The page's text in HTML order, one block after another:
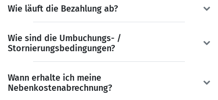
Wie läuft die Bezahlung ab?
Wie sind die Umbuchungs- /
Stornierungsbedingungen?
Wann erhalte ich meine
Nebenkostenabrechnung?